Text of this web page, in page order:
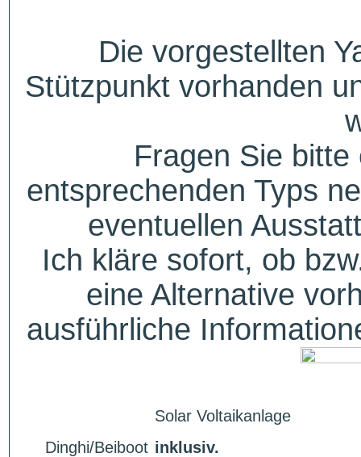
Die vorgestellten
Stützpunkt vorhanden
Fragen Sie
entsprechenden Typs
eventuellen
Ich kläre sofort, ob
eine Alternative
ausführliche
Solar Voltaikanlage
Dinghi/Beiboot inklusiv.